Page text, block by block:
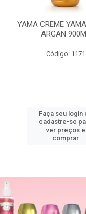
YAMA CREME
ARGAN
Código: 1171
Faça seu login
cadastre-se
ver preços e
comprar